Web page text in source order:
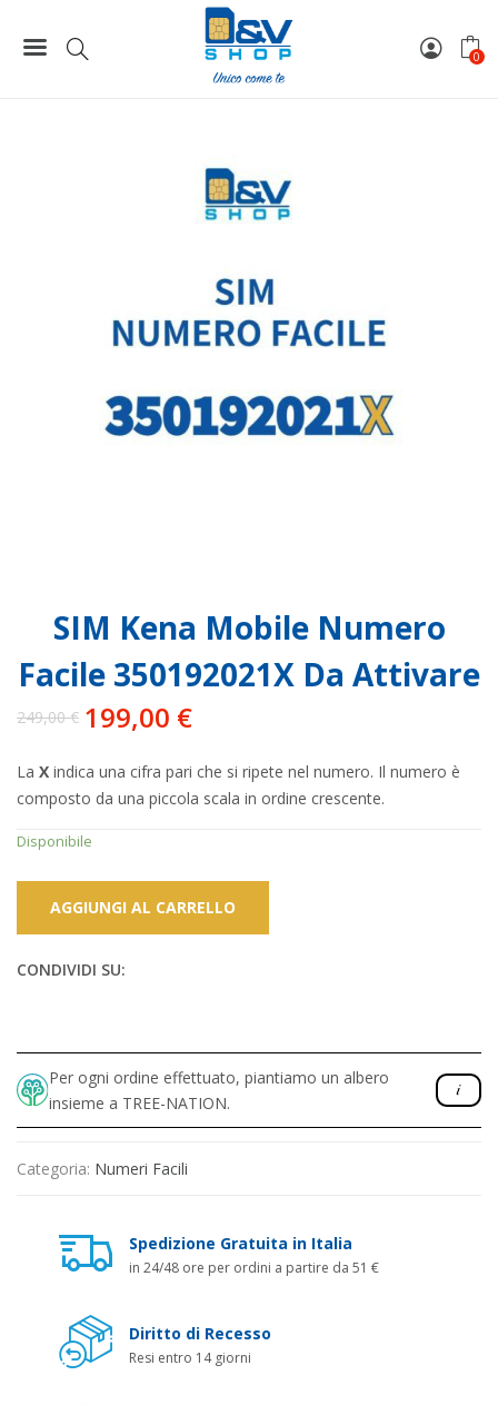
0
SIM Kena Mobile Numero Facile 350192021X Da Attivare
SIM Kena Mobile Numero
Facile 350192021X Da Attivare
249,00€
Il
originale
era:
249,00 €.
199,00 €
Il
attuale
è:
199,00 €.
La X indica una cifra pari che si ripete nel numero. Il numero è
composto da una piccola scala in ordine crescente.
Disponibile
AGGIUNGI AL CARRELLO
CONDIVIDI SU:
Per ogni ordine effettuato, piantiamo un albero
insieme a TREE-NATION.
Categoria: Numeri Facili
Spedizione Gratuita in Italia
in 24/48 ore per ordini a partire da 51 €
Diritto di Recesso
Resi entro 14 giorni